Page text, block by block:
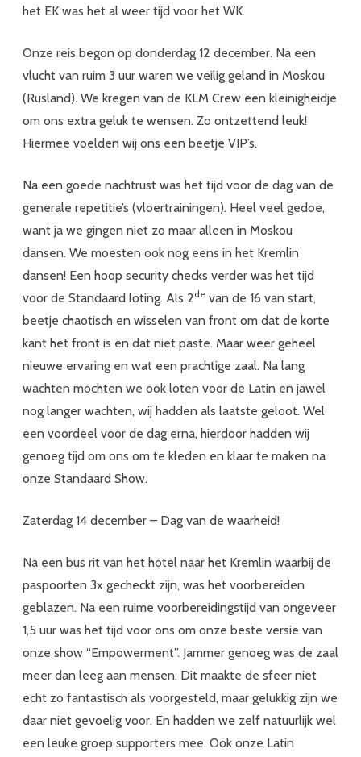
het EK was het al weer tijd voor het WK.
Onze reis begon op donderdag 12 december. Na een
vlucht van ruim 3 uur waren we veilig geland in Moskou
(Rusland). We kregen van de KLM Crew een kleinigheidje
om ons extra geluk te wensen. Zo ontzettend leuk!
Hiermee voelden wij ons een beetje VIP’s.
Na een goede nachtrust was het tijd voor de dag van de
generale repetitie’s (vloertrainingen). Heel veel gedoe,
want ja we gingen niet zo maar alleen in Moskou
dansen. We moesten ook nog eens in het Kremlin
dansen! Een hoop security checks verder was het tijd
voor de Standaard loting. Als 2de van de 16 van start,
beetje chaotisch en wisselen van front om dat de korte
kant het front is en dat niet paste. Maar weer geheel
nieuwe ervaring en wat een prachtige zaal. Na lang
wachten mochten we ook loten voor de Latin en jawel
nog langer wachten, wij hadden als laatste geloot. Wel
een voordeel voor de dag erna, hierdoor hadden wij
genoeg tijd om ons om te kleden en klaar te maken na
onze Standaard Show.
Zaterdag 14 december – Dag van de waarheid!
Na een bus rit van het hotel naar het Kremlin waarbij de
paspoorten 3x gecheckt zijn, was het voorbereiden
geblazen. Na een ruime voorbereidingstijd van ongeveer
1,5 uur was het tijd voor ons om onze beste versie van
onze show “Empowerment”. Jammer genoeg was de zaal
meer dan leeg aan mensen. Dit maakte de sfeer niet
echt zo fantastisch als voorgesteld, maar gelukkig zijn we
daar niet gevoelig voor. En hadden we zelf natuurlijk wel
een leuke groep supporters mee. Ook onze Latin